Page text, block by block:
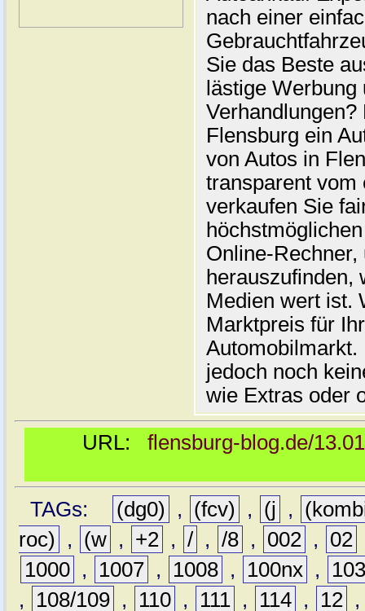
nach einer
Sie das Beste
lästige
Flensburg ein
von Autos in
transparent vom
verkaufen Sie
Online-
herauszufinden,
Medien wert ist.
Marktpreis für
jedoch noch
wie Extras oder
URL: flensburg-blog.de/
TAGs: (dg0) , (fcv) , (j ,
roc)
, (w , +2 , / , /8 , 002 , 02
1000 , 1007 , 1008 , 100nx ,
,
108/109 , 110 , 111 , 114 , 12